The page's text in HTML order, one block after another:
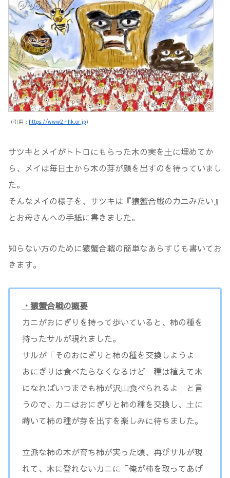
（引用： https://www2.nhk.or.jp）
サツキとメイがトトロにもらった木の実を土に埋めてか
ら、メイは毎日土から木の芽が顔を出すのを待っていまし
た。
そんなメイの様子を、サツキは『猿蟹合戦のカニみたい』
とお母さんへの手紙に書きました。
知らない方のために猿蟹合戦の簡単なあらすじも書いてお
きます。
・猿蟹合戦の概要
カニがおにぎりを持って歩いていると、柿の種を
持ったサルが現れました。
サルが「そのおにぎりと柿の種を交換しようよ
おにぎりは食べたらなくなるけど 種は植えて木
になればいつまでも柿が沢山食べられるよ」と言
うので、カニはおにぎりと柿の種を交換し、土に
蒔いて柿の種が芽を出すを楽しみに待ちました。
立派な柿の木が育ち柿が実った頃、再びサルが現
れて、木に登れないカニに「俺が柿を取ってあげ